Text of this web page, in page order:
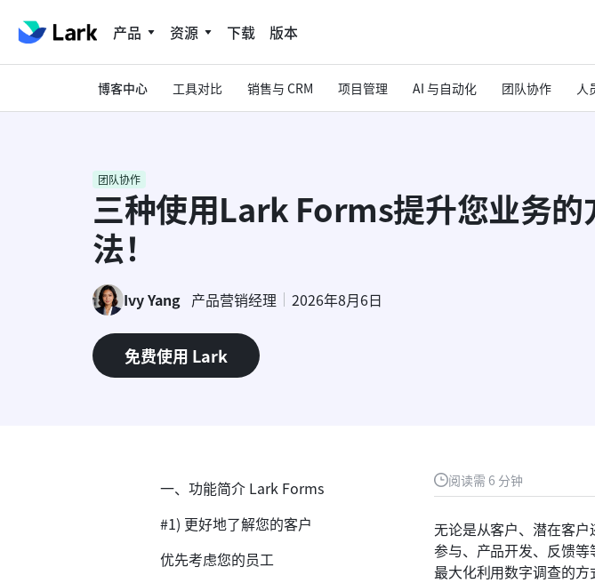
产品 资源 下载 版本
博客中心 工具对比 销售与 CRM 项目管理 AI 与自动化 团队协作 人
团队协作
三种使用Lark Forms提升您业务的
法！
Ivy Yang 产品营销经理 2026年8月6日
免费使用 Lark
阅读需 6 分钟
无论是从客户、潜在客
参与、产品开发、反馈
最大化利用数字调查的方
一、功能简介 Lark Forms
#1) 更好地了解您的客户
优先考虑您的员工